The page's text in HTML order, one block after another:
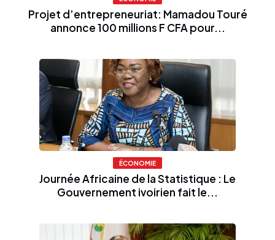
Projet d’entrepreneuriat: Mamadou Touré
annonce 100 millions F CFA pour...
ÉCONOMIE
Journée Africaine de la Statistique : Le
Gouvernement ivoirien fait le...